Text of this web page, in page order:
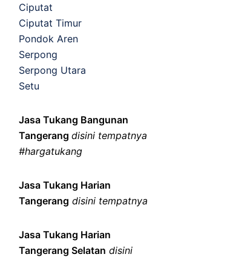
Ciputat
Ciputat Timur
Pondok Aren
Serpong
Serpong Utara
Setu
Jasa Tukang Bangunan
Tangerang disini tempatnya
#hargatukang
Jasa Tukang Harian
Tangerang disini tempatnya
Jasa Tukang Harian
Tangerang Selatan disini